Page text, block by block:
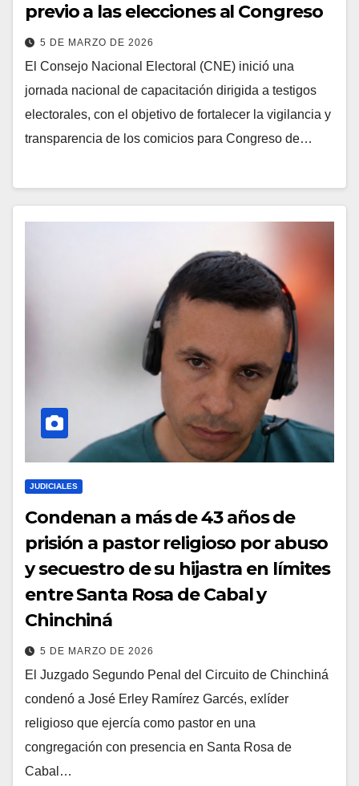
previo a las elecciones al Congreso
5 DE MARZO DE 2026
El Consejo Nacional Electoral (CNE) inició una
jornada nacional de capacitación dirigida a testigos
electorales, con el objetivo de fortalecer la vigilancia y
transparencia de los comicios para Congreso de…
JUDICIALES
Condenan a más de 43 años de
prisión a pastor religioso por abuso
y secuestro de su hijastra en límites
entre Santa Rosa de Cabal y
Chinchiná
5 DE MARZO DE 2026
El Juzgado Segundo Penal del Circuito de Chinchiná
condenó a José Erley Ramírez Garcés, exlíder
religioso que ejercía como pastor en una
congregación con presencia en Santa Rosa de
Cabal…